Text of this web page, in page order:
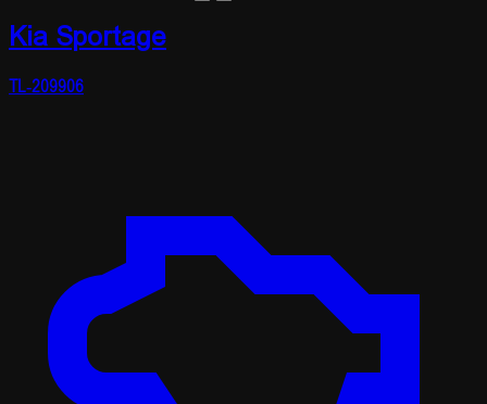
Kia Sportage
TL-209906